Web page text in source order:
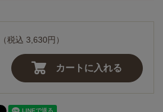
（税込 3,630円）
カートに入れる